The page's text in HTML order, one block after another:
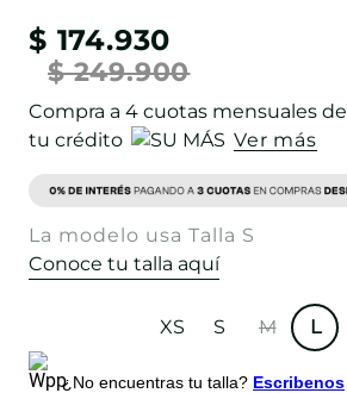
$ 174.930
$ 249.900
Compra a 4 cuotas mensuales de
tu crédito
Ver más
La modelo usa Talla S
Conoce tu talla aquí
XS S M L
¿No encuentras tu talla? Escribenos